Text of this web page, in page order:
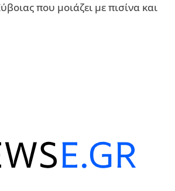
που μοιάζει με πισίνα και